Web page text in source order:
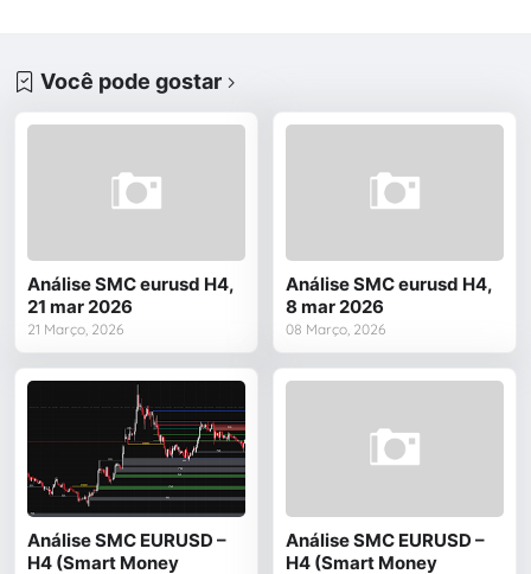
Você pode gostar
Análise SMC eurusd H4,
21 mar 2026
21 Março, 2026
Análise SMC eurusd H4,
8 mar 2026
08 Março, 2026
Análise SMC EURUSD –
H4 (Smart Money
Análise SMC EURUSD –
H4 (Smart Money